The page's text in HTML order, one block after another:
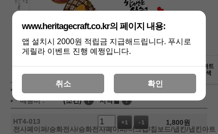
상품가 : 1,800
배송비 :
(조건) ! 지역별 !
HT4-013
전사페이퍼/승화전사/승화전사페이퍼/머그컵/칩보드/냅킨/냅킨아트
+1 -1 1,800원
www.heritagecraft.co.kr의 페이지 내용:
앱 설치시 2000원 적립금 지급해드립니다. 푸시로
게릴라 이벤트 진행 예쩡입니다.
취소 확인